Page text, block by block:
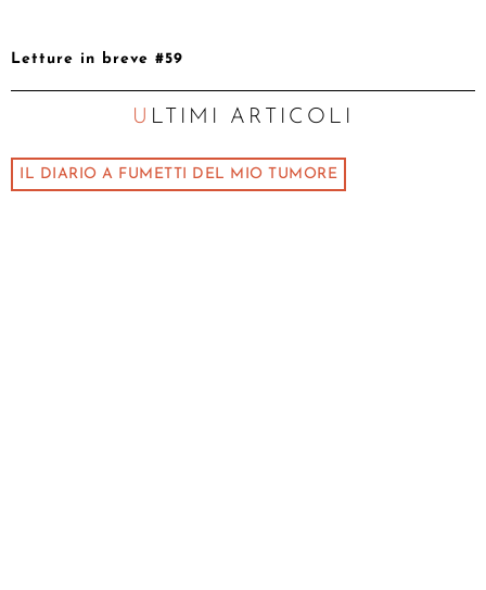
Letture in breve #59
ULTIMI ARTICOLI
IL DIARIO A FUMETTI DEL MIO TUMORE